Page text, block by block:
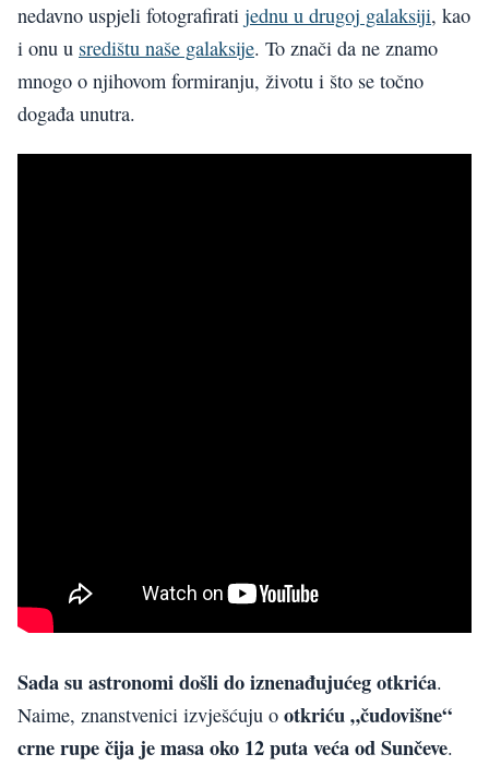
nedavno uspjeli fotografirati jednu u drugoj galaksiji, kao
i onu u središtu naše galaksije. To znači da ne znamo
mnogo o njihovom formiranju, životu i što se točno
događa unutra.
Sada su astronomi došli do iznenađujućeg otkrića.
Naime, znanstvenici izvješćuju o otkriću „čudovišne“
crne rupe čija je masa oko 12 puta veća od Sunčeve.